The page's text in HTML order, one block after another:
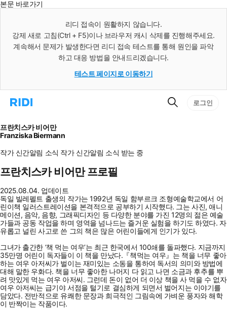
본문 바로가기
리디 접속이 원활하지 않습니다.
강제 새로 고침(Ctrl + F5)이나 브라우저 캐시 삭제를 진행해주세요.
계속해서 문제가 발생한다면 리디 접속 테스트를 통해 원인을 파악
하고 대응 방법을 안내드리겠습니다.
테스트 페이지로 이동하기
리
으
로
동
검
로그인
프란치스카 비어만
Franziska Biermann
작가 신간알림 소식 작가 신간알림 소식 받는 중
프란치스카 비어만 프로필
2025.08.04. 업데이트
독일 빌레펠트 출생의 작가는 1992년 독일 함부르크 조형예술학교에서 어
린이책 일러스트레이션을 본격적으로 공부하기 시작했다. 그는 사진, 애니
메이션, 음악, 음향, 그래픽디자인 등 다양한 분야를 가진 12명의 젊은 예술
가들과 공동 작업을 하며 영역을 넘나드는 즐거운 실험을 하기도 하였다. 자
유롭고 널린 사고로 쓴 그의 책은 많은 어린이들에게 인기가 있다.
그녀가 출간한 ‘책 먹는 여우’는 최근 한국에서 100쇄를 돌파했다. 지금까지
35만명 어린이 독자들이 이 책을 만났다.『책먹는 여우』는 책을 너무 좋아
하는 여우 아저씨가 벌이는 재미있는 소동을 통하여 독서의 의미와 방법에
대해 말한 우화다. 책을 너무 좋아한 나머지 다 읽고 나면 소금과 후추를 뿌
려 맛있게 먹는 여우 아저씨. 그런데 돈이 없어 더 이상 책을 사 먹을 수 없자
여우 아저씨는 급기야 서점을 털기로 결심하게 되면서 벌어지는 이야기를
담았다. 전반적으로 유쾌한 문장과 희극적인 그림속에 가벼운 풍자와 해학
이 반짝이는 작품이다.